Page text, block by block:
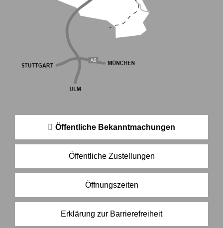
Öffentliche Bekanntmachungen
Öffentliche Zustellungen
Öffnungszeiten
Erklärung zur Barrierefreiheit